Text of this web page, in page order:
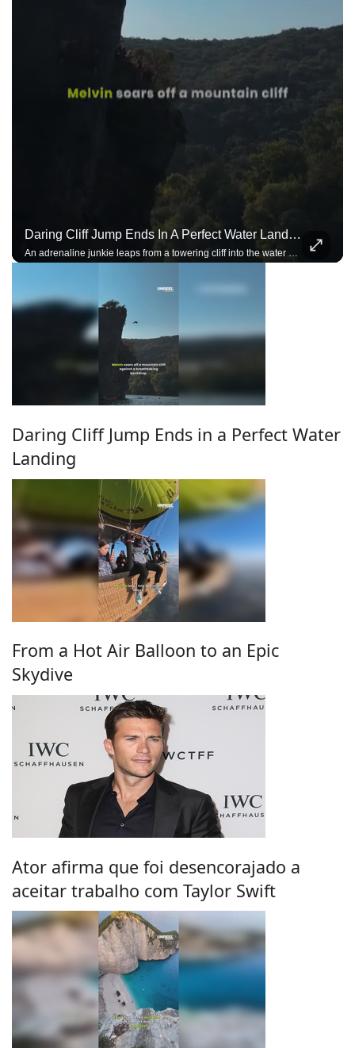
Daring Cliff Jump Ends In A Perfect Water Landing
An adrenaline junkie leaps from a towering cliff into the water below, capturing a breathtaking freefall in a stunning natural setting
Daring Cliff Jump Ends in a Perfect Water
Landing
From a Hot Air Balloon to an Epic
Skydive
Ator afirma que foi desencorajado a
aceitar trabalho com Taylor Swift